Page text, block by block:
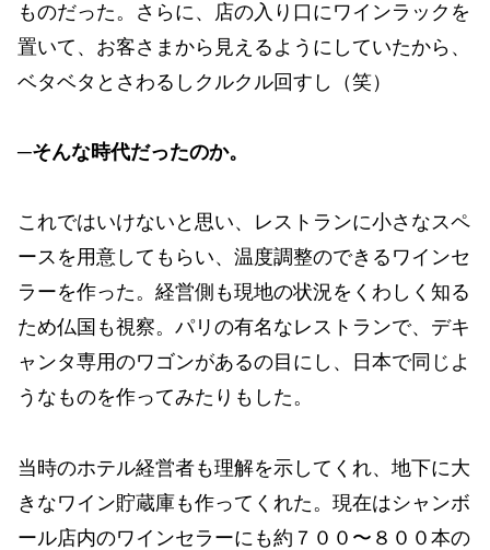
ものだった。さらに、店の入り口にワインラックを
置いて、お客さまから見えるようにしていたから、
ベタベタとさわるしクルクル回すし（笑）
─そんな時代だったのか。
これではいけないと思い、レストランに小さなスペ
ースを用意してもらい、温度調整のできるワインセ
ラーを作った。経営側も現地の状況をくわしく知る
ため仏国も視察。パリの有名なレストランで、デキ
ャンタ専用のワゴンがあるの目にし、日本で同じよ
うなものを作ってみたりもした。
当時のホテル経営者も理解を示してくれ、地下に大
きなワイン貯蔵庫も作ってくれた。現在はシャンボ
ール店内のワインセラーにも約７００〜８００本の